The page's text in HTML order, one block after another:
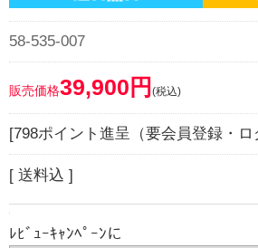
58-535-007
販売価格39,900円 (税込)
[798ポイント進呈（要会員登録・ロ
[ 送料込 ]
ﾚﾋﾞｭｰｷｬﾝﾍﾟｰﾝに